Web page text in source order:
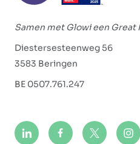
Samen met Glowi een Great
Diestersesteenweg 56
3583 Beringen
BE 0507.761.247